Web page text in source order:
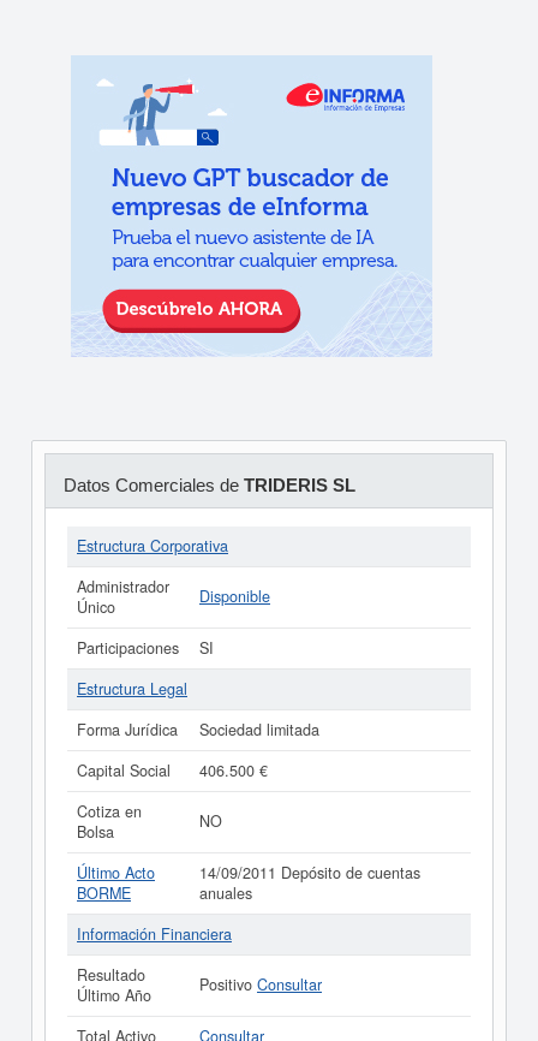
Datos Comerciales de TRIDERIS SL
Estructura Corporativa
Administrador
Único
Disponible
Participaciones
SI
Estructura Legal
Forma Jurídica
Sociedad limitada
Capital Social
406.500 €
Cotiza en
Bolsa
NO
Último Acto
BORME
14/09/2011 Depósito de cuentas
anuales
Información Financiera
Resultado
Último Año
Positivo Consultar
Total Activo Consultar